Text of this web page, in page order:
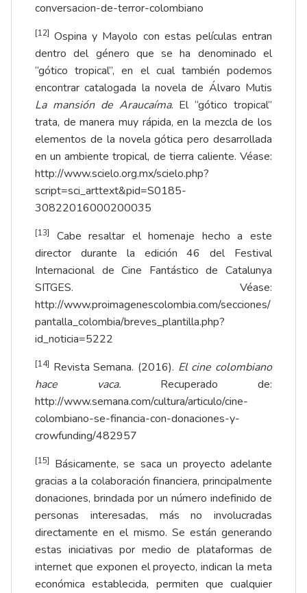
conversacion-de-terror-colombiano
[12] Ospina y Mayolo con estas películas entran
dentro del género que se ha denominado el
“gótico tropical”, en el cual también podemos
encontrar catalogada la novela de Álvaro Mutis
La mansión de Araucaíma. El “gótico tropical”
trata, de manera muy rápida, en la mezcla de los
elementos de la novela gótica pero desarrollada
en un ambiente tropical, de tierra caliente. Véase:
http://www.scielo.org.mx/scielo.php?
script=sci_arttext&pid=S0185-
30822016000200035
[13]
Cabe resaltar el homenaje hecho a este
director durante la edición 46 del Festival
Internacional de Cine Fantástico de Catalunya
SITGES. Véase:
http://www.proimagenescolombia.com/secciones/
pantalla_colombia/breves_plantilla.php?
id_noticia=5222
[14] Revista Semana. (2016). El cine colombiano
hace vaca. Recuperado de:
http://www.semana.com/cultura/articulo/cine-
colombiano-se-financia-con-donaciones-y-
crowfunding/482957
[15]
Básicamente, se saca un proyecto adelante
gracias a la colaboración financiera, principalmente
donaciones, brindada por un número indefinido de
personas interesadas, más no involucradas
directamente en el mismo. Se están generando
estas iniciativas por medio de plataformas de
internet que exponen el proyecto, indican la meta
económica establecida, permiten que cualquier